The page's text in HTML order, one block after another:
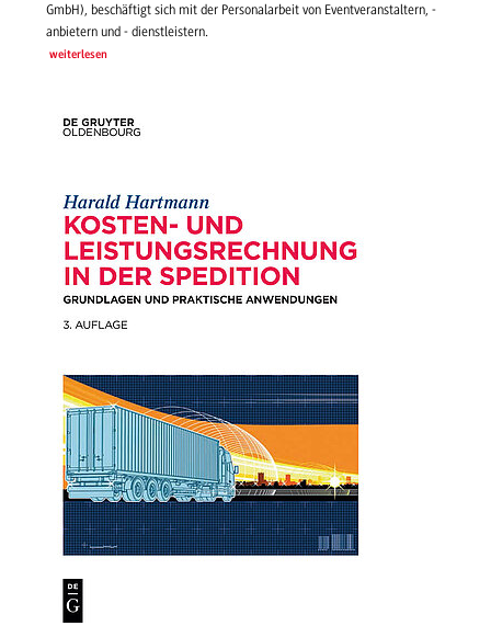
GmbH), beschäftigt sich mit der Personalarbeit von Eventveranstaltern, -
anbietern und - dienstleistern.
weiterlesen